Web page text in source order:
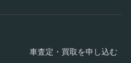
車査定・買取を申し込む